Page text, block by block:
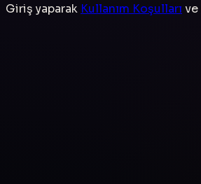
Giriş yaparak Kullanım Koşulları ve